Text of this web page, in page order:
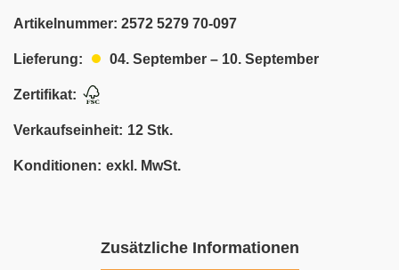
Artikelnummer: 2572 5279 70-097
Lieferung: 04. September – 10. September
Zertifikat:
Verkaufseinheit: 12 Stk.
Konditionen: exkl. MwSt.
Zusätzliche Informationen